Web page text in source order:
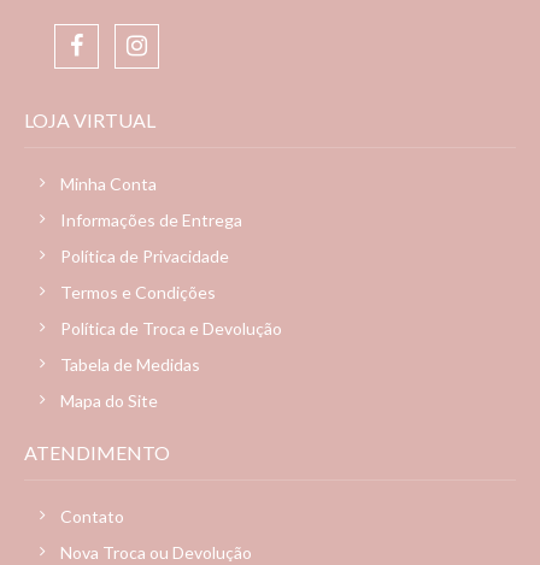
LOJA VIRTUAL
Minha Conta
Informações de Entrega
Política de Privacidade
Termos e Condições
Política de Troca e Devolução
Tabela de Medidas
Mapa do Site
ATENDIMENTO
Contato
Nova Troca ou Devolução